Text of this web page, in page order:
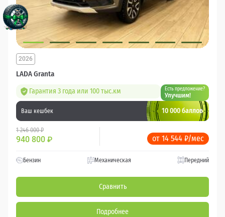
LADA Granta
2026
Гарантия 3 года или 100 тыс.км Есть предложение?
Улучшим!
Ваш кешбек 10 000 баллов
1 246 000 ₽
940 800 ₽ от 14 544 ₽/мес
Бензин Механическая Передний
Сравнить
Подробнее